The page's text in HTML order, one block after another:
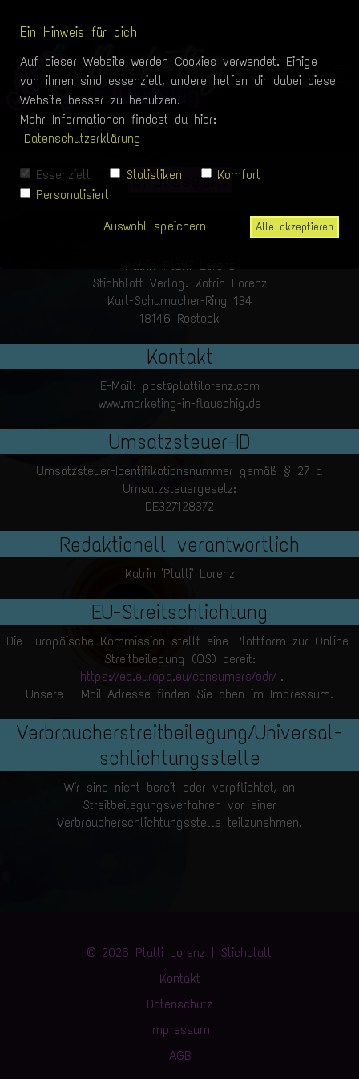
Impressum
Katrin "Platti" Lorenz
Stichblatt Verlag. Katrin Lorenz
Kurt-Schumacher-Ring 134
18146 Rostock
Kontakt
E-Mail: post@plattilorenz.com
www.marketing-in-flauschig.de
Umsatzsteuer-ID
Umsatzsteuer-Identifikationsnummer gemäß § 27 a
Umsatzsteuergesetz:
DE327128372
Redaktionell verantwortlich
Katrin "Platti" Lorenz
EU-Streitschlichtung
Die Europäische Kommission stellt eine Plattform zur Online-
Streitbeilegung (OS) bereit:
https://ec.europa.eu/consumers/odr/ .
Unsere E-Mail-Adresse finden Sie oben im Impressum.
Verbraucher­streit­beilegung/Universal­
schlichtungs­stelle
Wir sind nicht bereit oder verpflichtet, an
Streitbeilegungsverfahren vor einer
Verbraucherschlichtungsstelle teilzunehmen.
© 2026 Platti Lorenz | Stichblatt
Kontakt
Datenschutz
Impressum
AGB
Ein Hinweis für dich
Auf dieser Website werden Cookies verwendet. Einige
von ihnen sind essenziell, andere helfen dir dabei diese
Website besser zu benutzen.
Mehr Informationen findest du hier:
Datenschutzerklärung
Essenziell Statistiken
Komfort
Personalisiert
Auswahl speichern Alle akzeptieren